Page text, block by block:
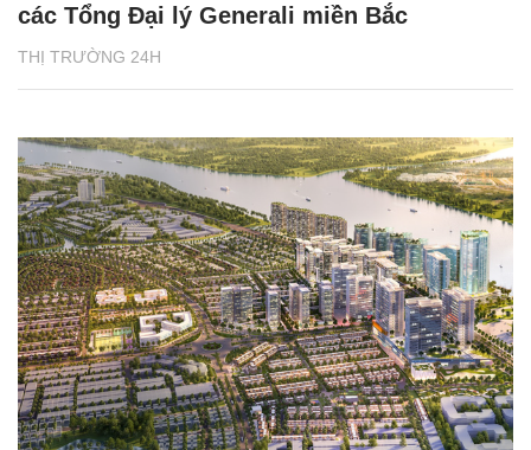
THỊ TRƯỜNG 24H
các Tổng Đại lý Generali miền Bắc